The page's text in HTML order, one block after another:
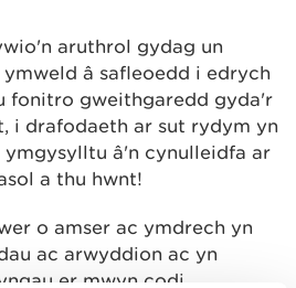
aruthrol gydag un
â safleoedd i edrych
fonitro gweithgaredd gyda'r
i drafodaeth ar sut rydym yn
ymgysylltu â'n cynulleidfa ar
a thu hwnt!
o amser ac ymdrech yn
ac arwyddion ac yn
er mwyn codi